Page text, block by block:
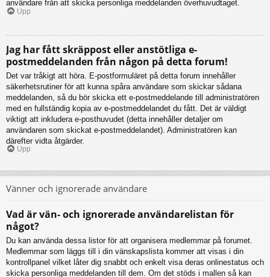
användare från att skicka personliga meddelanden överhuvudtaget.
Upp
Jag har fått skräppost eller anstötliga e-
postmeddelanden från någon på detta forum!
Det var tråkigt att höra. E-postformuläret på detta forum innehåller
säkerhetsrutiner för att kunna spåra användare som skickar sådana
meddelanden, så du bör skicka ett e-postmeddelande till administratören
med en fullständig kopia av e-postmeddelandet du fått. Det är väldigt
viktigt att inkludera e-posthuvudet (detta innehåller detaljer om
användaren som skickat e-postmeddelandet). Administratören kan
därefter vidta åtgärder.
Upp
Vänner och ignorerade användare
Vad är vän- och ignorerade användarelistan för
något?
Du kan använda dessa listor för att organisera medlemmar på forumet.
Medlemmar som läggs till i din vänskapslista kommer att visas i din
kontrollpanel vilket låter dig snabbt och enkelt visa deras onlinestatus och
skicka personliga meddelanden till dem. Om det stöds i mallen så kan